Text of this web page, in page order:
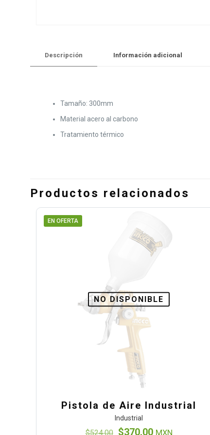
Descripción Información adicional
Tamaño: 300mm
Material acero al carbono
Tratamiento térmico
Productos relacionados
EN OFERTA
NO DISPONIBLE
Pistola de Aire Industrial
Industrial
$524.00 El
$370.00ElMXN